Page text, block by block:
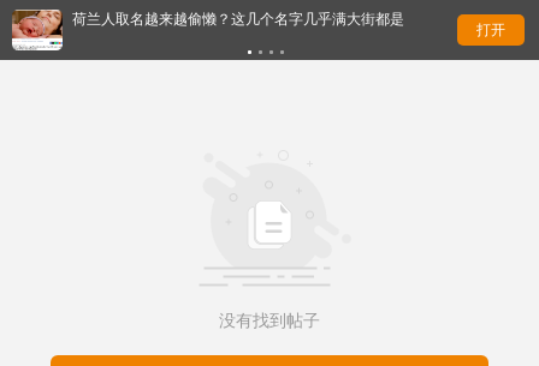
荷兰人取名越来越偷懒？这几个名字几乎满大街都是 Odido
打开
没有找到帖子